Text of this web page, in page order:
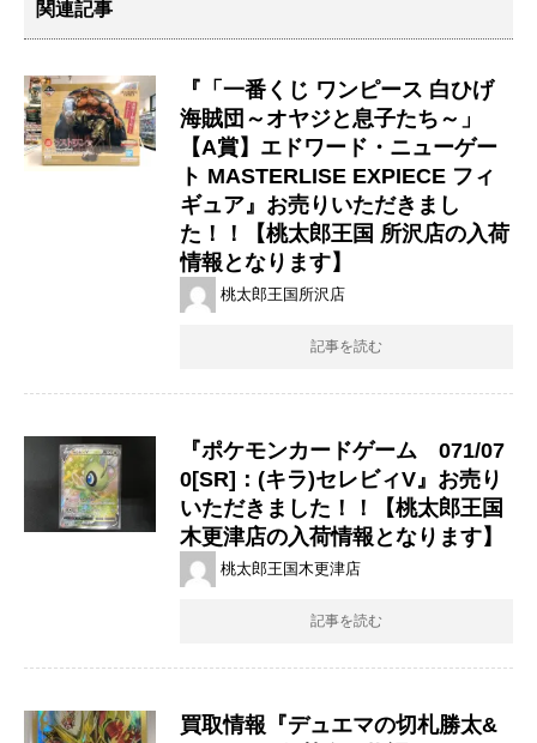
関連記事
『「一番くじ ワンピース 白ひげ
海賊団～オヤジと息子たち～」
【A賞】エドワード・ニューゲー
ト MASTERLISE EXPIECE フィ
ギュア』お売りいただきまし
た！！【桃太郎王国 所沢店の入荷
情報となります】
桃太郎王国所沢店
記事を読む
『ポケモンカードゲーム 071/07
0[SR]：(キラ)セレビィV』お売り
いただきました！！【桃太郎王国
木更津店の入荷情報となります】
桃太郎王国木更津店
記事を読む
買取情報『デュエマの切札勝太&